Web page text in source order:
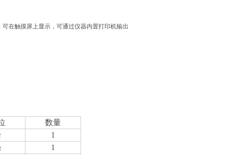
在触摸屏上显示，可通过仪器内置打印机输出
数量
1
1